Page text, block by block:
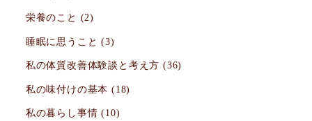
栄養のこと (2)
睡眠に思うこと (3)
私の体質改善体験談と考え方 (36)
私の味付けの基本 (18)
私の暮らし事情 (10)